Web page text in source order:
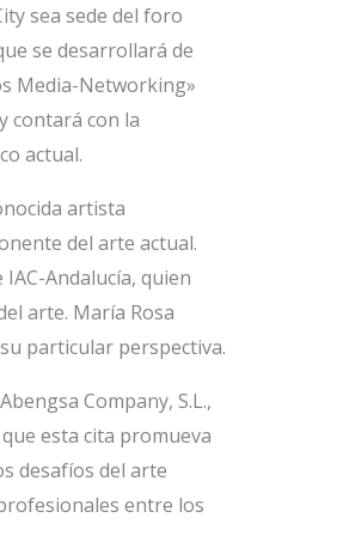
sea sede del foro
se desarrollará de
Media-Networking»
contará con la
actual.
artista
del arte actual.
Andalucía, quien
arte. María Rosa
particular perspectiva.
Company, S.L.,
esta cita promueva
desafíos del arte
entre los